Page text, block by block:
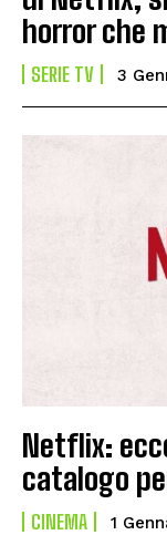
horror che
SERIE TV 3
Netflix:
catalogo
CINEMA 1